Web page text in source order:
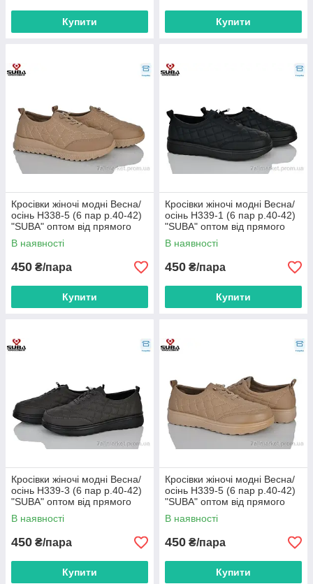
Купити Купити
Кросівки жіночі модні Весна/
осінь H338-5 (6 пар р.40-42)
"SUBA" оптом від прямого
постачальника
В наявності
450 ₴/пара
Купити
Кросівки жіночі модні Весна/
осінь H339-1 (6 пар р.40-42)
"SUBA" оптом від прямого
постачальника
В наявності
450 ₴/пара
Купити
Кросівки жіночі модні Весна/
осінь H339-3 (6 пар р.40-42)
"SUBA" оптом від прямого
постачальника
В наявності
450 ₴/пара
Купити
Кросівки жіночі модні Весна/
осінь H339-5 (6 пар р.40-42)
"SUBA" оптом від прямого
постачальника
В наявності
450 ₴/пара
Купити